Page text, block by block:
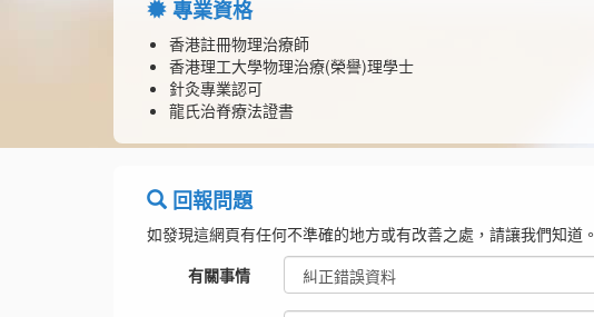
專業資格
香港註冊物理治療師
香港理工大學物理治療(榮譽)理學士
針灸專業認可
龍氏治脊療法證書
回報問題
如發現這網頁有任何不準確的地方或有改善之處，請讓我們知道。
有關事情